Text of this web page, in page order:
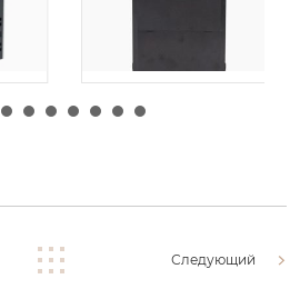
由admin |29 1 月,
Следующий